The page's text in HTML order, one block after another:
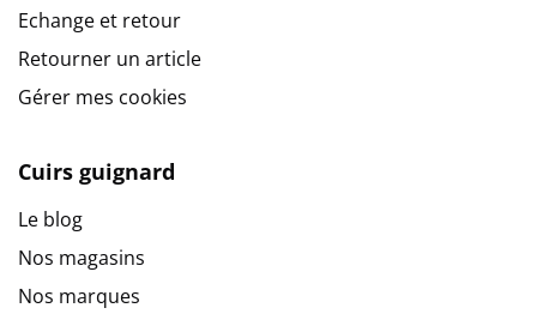
Echange et retour
Retourner un article
Gérer mes cookies
Cuirs guignard
Le blog
Nos magasins
Nos marques